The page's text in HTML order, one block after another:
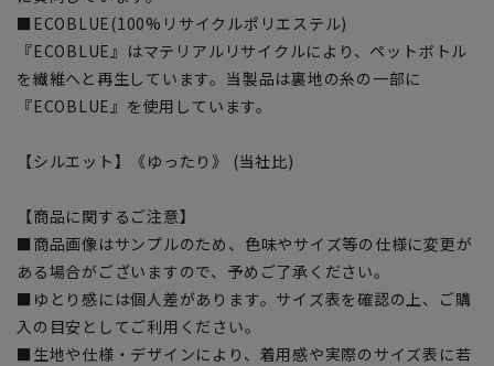
■ECOBLUE(100%リサイクルポリエステル)
『ECOBLUE』はマテリアルリサイクルにより、ペットボトル
を繊維へと再生しています。当製品は裏地の糸の一部に
『ECOBLUE』を使用しています。
【シルエット】《ゆったり》 (当社比)
【商品に関するご注意】
■商品画像はサンプルのため、色味やサイズ等の仕様に変更が
ある場合がございますので、予めご了承ください。
■ゆとり感には個人差があります。サイズ表を確認の上、ご購
入の目安としてご利用ください。
■生地や仕様・デザインにより、着用感や実際のサイズ表に若